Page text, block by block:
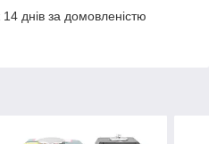
днів за домовленістю